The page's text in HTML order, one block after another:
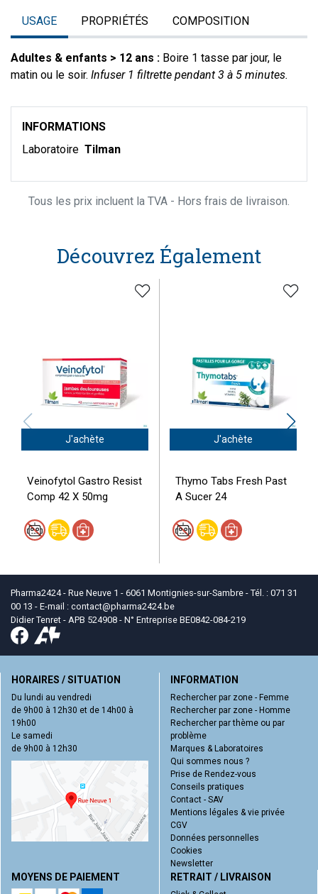
USAGE PROPRIÉTÉS COMPOSITION
Adultes & enfants > 12 ans : Boire 1 tasse par jour, le
matin ou le soir. Infuser 1 filtrette pendant 3 à 5 minutes.
INFORMATIONS
Laboratoire Tilman
Tous les prix incluent la TVA - Hors frais de livraison.
Découvrez Également
J'achète
Veinofytol Gastro Resist
Comp 42 X 50mg
J'achète
Thymo Tabs Fresh Past
A Sucer 24
Pharma2424 - Rue Neuve 1 - 6061 Montignies-sur-Sambre - Tél. : 071 31
00 13 - E-mail : contact@pharma2424.be
Didier Tenret - APB 524908 - N° Entreprise BE0842-084-219
HORAIRES / SITUATION
Du lundi au vendredi
de 9h00 à 12h30 et de 14h00 à
19h00
Le samedi
de 9h00 à 12h30
INFORMATION
Rechercher par zone - Femme
Rechercher par zone - Homme
Rechercher par thème ou par
problème
Marques & Laboratoires
Qui sommes nous ?
Prise de Rendez-vous
Conseils pratiques
Contact - SAV
Mentions légales & vie privée
CGV
Données personnelles
Cookies
Newsletter
MOYENS DE PAIEMENT RETRAIT / LIVRAISON